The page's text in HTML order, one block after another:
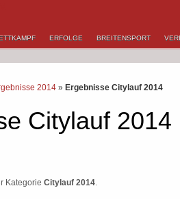
ERFOLGE BREITENSPORT
2014 » Ergebnisse Citylauf 2014
Citylauf 2014
Kategorie Citylauf 2014.